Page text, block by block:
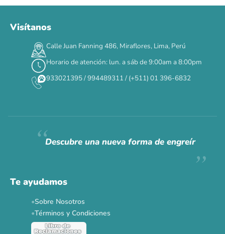
DÍAS HORAS MIN SEG
✕
Siempre fuimosraros.
Visítanos
Calle Juan Fanning 486, Miraflores, Lima, Perú
Horario de atención: lun. a sáb de 9:00am a 8:00pm
933021395 / 994489311 / (+511) 01 396-6832
Descubre una nueva forma de engreír
Te ayudamos
Sobre Nosotros
Términos y Condiciones